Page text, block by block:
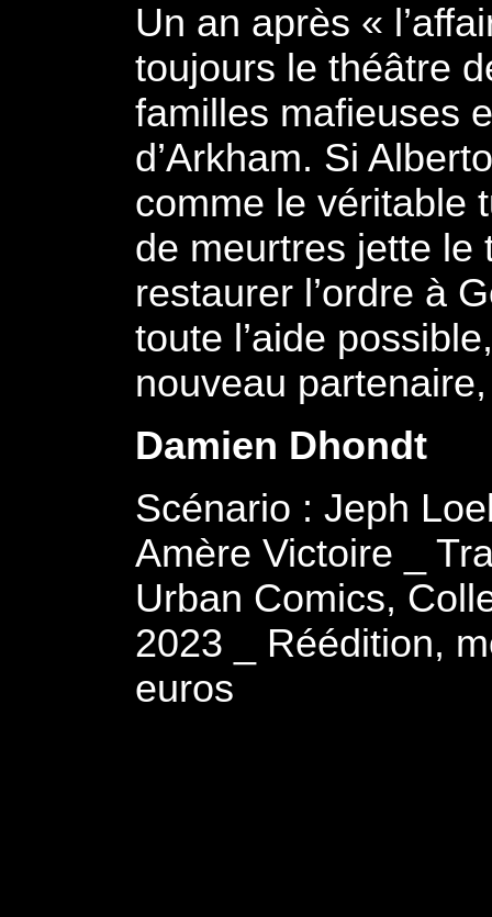
Un an après «
toujours le théâtre
familles mafieuses
d’Arkham. Si
comme le véritable
de meurtres jette le
restaurer l’ordre à
toute l’aide
nouveau
Damien Dhondt
Scénario : Jeph
Amère Victoire _
Urban Comics,
2023 _ Réédition,
euros